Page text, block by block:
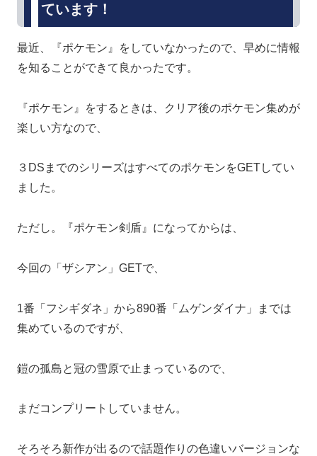
ています！
最近、『ポケモン』をしていなかったので、早めに情報
を知ることができて良かったです。
『ポケモン』をするときは、クリア後のポケモン集めが
楽しい方なので、
３DSまでのシリーズはすべてのポケモンをGETしてい
ました。
ただし。『ポケモン剣盾』になってからは、
今回の「ザシアン」GETで、
1番「フシギダネ」から890番「ムゲンダイナ」までは
集めているのですが、
鎧の孤島と冠の雪原で止まっているので、
まだコンプリートしていません。
そろそろ新作が出るので話題作りの色違いバージョンな